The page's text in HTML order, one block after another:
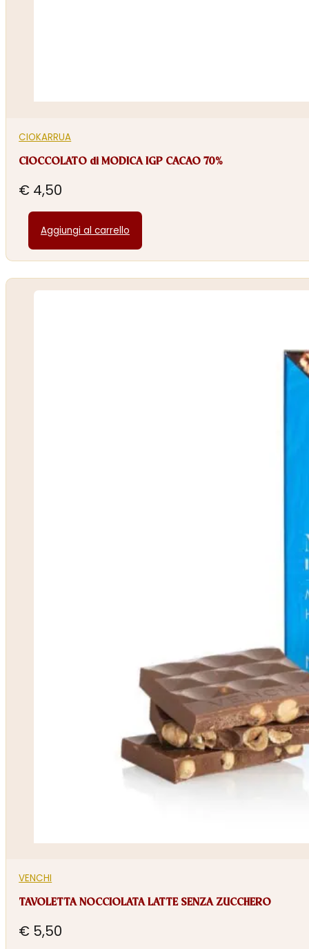
CIOKARRUA
CIOCCOLATO di MODICA IGP CACAO 70%
€ 4,50
Aggiungi al carrello
VENCHI
TAVOLETTA NOCCIOLATA LATTE SENZA ZUCCHERO
€ 5,50